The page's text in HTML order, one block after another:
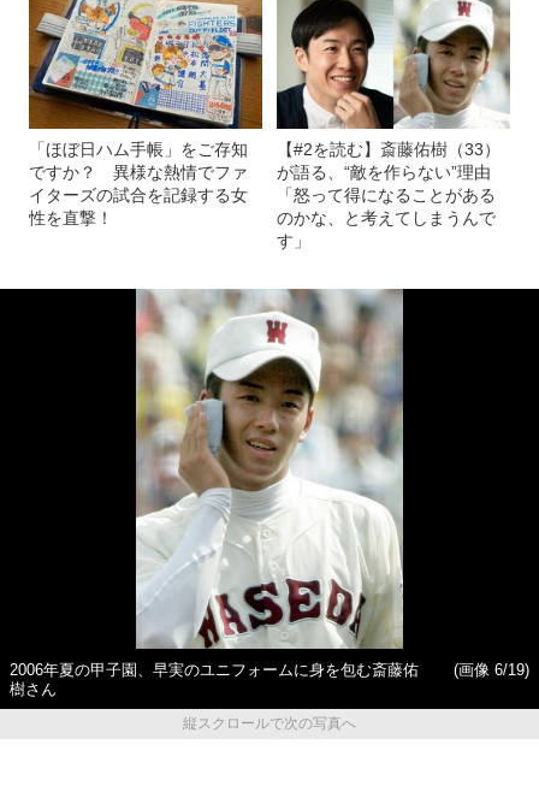
「ほぼ日ハム手帳」をご存知
ですか？ 異様な熱情でファ
イターズの試合を記録する女
性を直撃！
【#2を読む】斎藤佑樹（33）
が語る、“敵を作らない”理由
「怒って得になることがある
のかな、と考えてしまうんで
す」
2006年夏の甲子園、早実のユニフォームに身を包む斎藤佑
樹さん
(画像 6/19)
縦スクロールで次の写真へ